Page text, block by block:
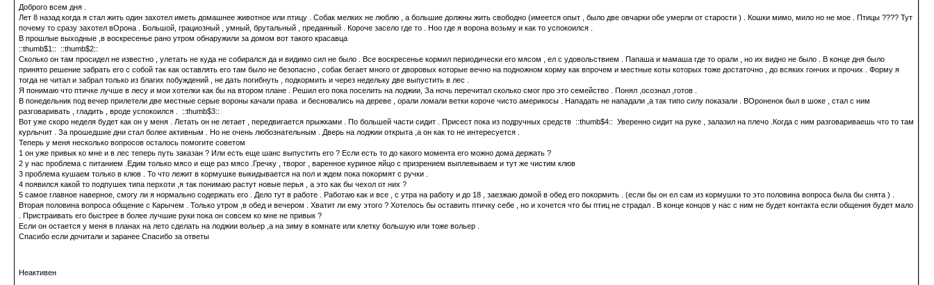
Доброго всем дня .
Лет 8 назад когда я стал жить один захотел иметь домашнее животное или птицу . Собак мелких не люблю , а большие должны жить свободно (имеется опыт , было две овчарки обе умерли от старости ) . Кошки мимо, мило но не мое . Птицы ???? Тут
почему то сразу захотел вОрона . Большой, грациозный , умный, брутальный , преданный . Короче засело где то . Ноо где я ворона возьму и как то успокоился .
В прошлые выходные ,в воскресенье рано утром обнаружили за домом вот такого красавца
::thumb$1:: ::thumb$2::
Сколько он там просидел не известно , улетать не куда не собирался да и видимо сил не было . Все воскресенье кормил периодически его мясом , ел с удовольствием . Папаша и мамаша где то орали , но их видно не было . В конце дня было
принято решение забрать его с собой так как оставлять его там было не безопасно , собак бегает много от дворовых которые вечно на подножном корму как впрочем и местные коты которых тоже достаточно , до всяких гончих и прочих . Форму я
тогда не читал и забрал только из благих побуждений , не дать погибнуть , подкормить и через недельку две выпустить в лес .
Я понимаю что птичке лучше в лесу и мои хотелки как бы на втором плане . Решил его пока поселить на лоджии, За ночь перечитал сколько смог про это семейство . Понял ,осознал ,готов .
В понедельник под вечер прилетели две местные серые вороны качали права и бесновались на дереве , орали ломали ветки короче чисто америкосы . Нападать не нападали ,а так типо силу показали . ВОроненок был в шоке , стал с ним
разговаривать , гладить , вроде успокоился . ::thumb$3::
Вот уже скоро неделя будет как он у меня . Летать он не летает , передвигается прыжками . По большей части сидит . Присест пока из подручных средств ::thumb$4:: Уверенно сидит на руке , залазил на плечо .Когда с ним разговариваешь что то там
курлычит . За прошедшие дни стал более активным . Но не очень любознательным . Дверь на лоджии открыта ,а он как то не интересуется .
Теперь у меня несколько вопросов осталось помогите советом
1 он уже привык ко мне и в лес теперь путь заказан ? Или есть еще шанс выпустить его ? Если есть то до какого момента его можно дома держать ?
2 у нас проблема с питанием .Едим только мясо и еще раз мясо .Гречку , творог , варенное куриное яйцо с призрением выплевываем и тут же чистим клюв
3 проблема кушаем только в клюв . То что лежит в кормушке выкидывается на пол и ждем пока покормят с ручки .
4 появился какой то подпушек типа перхоти ,я так понимаю растут новые перья , а это как бы чехол от них ?
5 самое главное наверное, смогу ли я нормально содержать его . Дело тут в работе . Работаю как и все , с утра на работу и до 18 , заезжаю домой в обед его покормить . (если бы он ел сам из кормушки то это половина вопроса была бы снята ) .
Вторая половина вопроса общение с Карычем . Только утром ,в обед и вечером . Хватит ли ему этого ? Хотелось бы оставить птичку себе , но и хочется что бы птиц не страдал . В конце концов у нас с ним не будет контакта если общения будет мало
. Пристраивать его быстрее в более лучшие руки пока он совсем ко мне не привык ?
Если он остается у меня в планах на лето сделать на лоджии вольер ,а на зиму в комнате или клетку большую или тоже вольер .
Спасибо если дочитали и заранее Спасибо за ответы
Неактивен